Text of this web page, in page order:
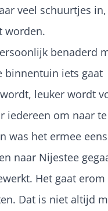
veel schuurtjes
worden.
benaderd
binnentuin iets gaat
leuker wordt
iedereen om naar
was het ermee
naar Nijestee
Het gaat
Dat is niet altijd